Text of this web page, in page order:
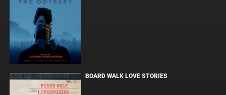
BOARD WALK LOVE STORIES